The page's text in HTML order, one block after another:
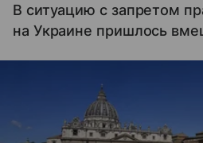
В ситуацию с запретом
на Украине пришлось